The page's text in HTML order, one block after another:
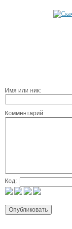
Имя или ник:
Комментарий:
Код: